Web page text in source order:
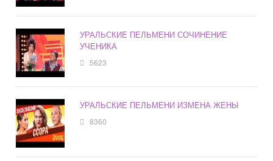
УРАЛЬСКИЕ ПЕЛЬМЕНИ СОЧИНЕНИЕ
УЧЕНИКА
5623
УРАЛЬСКИЕ ПЕЛЬМЕНИ ИЗМЕНА ЖЕНЫ
8360